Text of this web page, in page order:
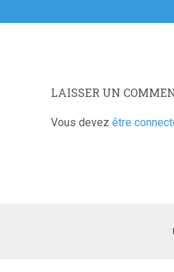
LAISSER UN
Vous devez être